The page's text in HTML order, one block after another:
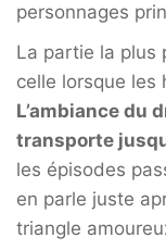
personnages
La partie la plus
celle lorsque les
L’ambiance du
transporte
les épisodes
en parle juste
triangle